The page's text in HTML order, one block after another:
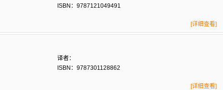
ISBN：9787121049491
[详细查看]
译者：
ISBN：9787301128862
[详细查看]